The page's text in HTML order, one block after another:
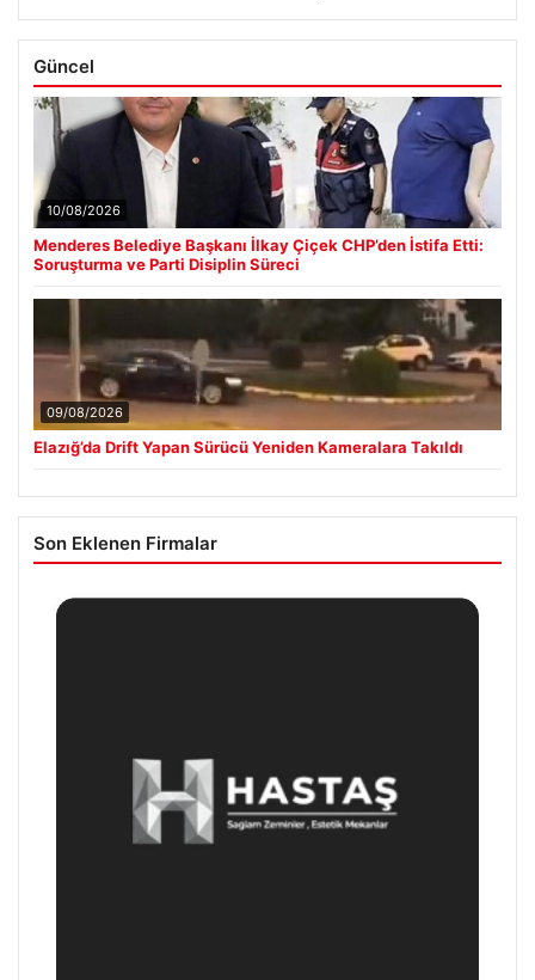
Güncel
10/08/2026
Menderes Belediye Başkanı İlkay Çiçek CHP’den İstifa Etti:
Soruşturma ve Parti Disiplin Süreci
09/08/2026
Elazığ’da Drift Yapan Sürücü Yeniden Kameralara Takıldı
Son Eklenen Firmalar